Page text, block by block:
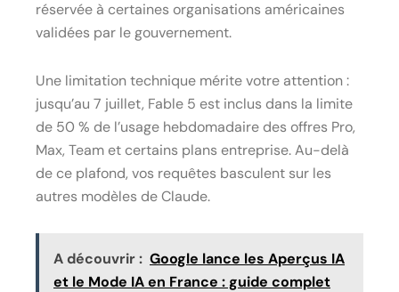
réservée à certaines organisations américaines
validées par le gouvernement.
Une limitation technique mérite votre attention :
jusqu’au 7 juillet, Fable 5 est inclus dans la limite
de 50 % de l’usage hebdomadaire des offres Pro,
Max, Team et certains plans entreprise. Au-delà
de ce plafond, vos requêtes basculent sur les
autres modèles de Claude.
A découvrir : Google lance les Aperçus IA
et le Mode IA en France : guide complet